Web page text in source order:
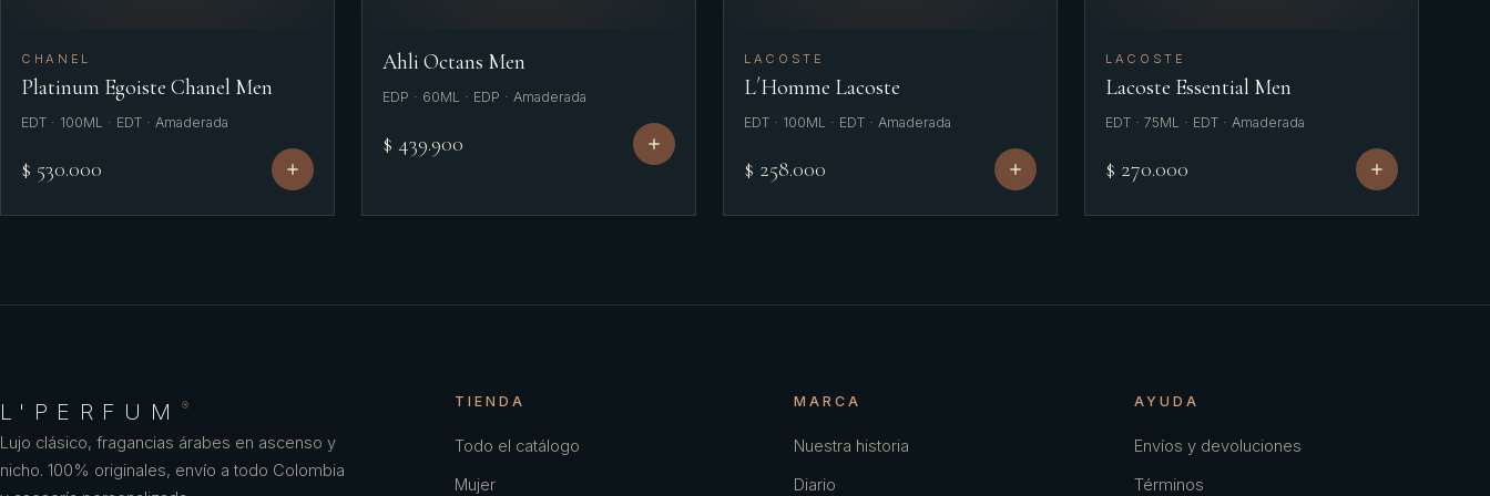
CHANEL
Platinum Egoiste Chanel Men
EDT · 100ML · EDT · Amaderada
$ 530.000
Ahli Octans Men
EDP · 60ML · EDP · Amaderada
$ 439.900
LACOSTE
L´Homme Lacoste
EDT · 100ML · EDT · Amaderada
$ 258.000
LACOSTE
Lacoste Essential Men
EDT · 75ML · EDT · Amaderada
$ 270.000
L'PERFUM ®
Lujo clásico, fragancias árabes en ascenso y
nicho. 100% originales, envío a todo Colombia
TIENDA
Todo el catálogo
Mujer
MARCA
Nuestra historia
Diario
AYUDA
Envíos y devoluciones
Términos